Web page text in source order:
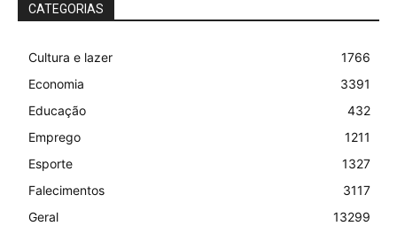
CATEGORIAS
Cultura e lazer
1766
Economia
3391
Educação
432
Emprego
1211
Esporte
1327
Falecimentos
3117
Geral
13299